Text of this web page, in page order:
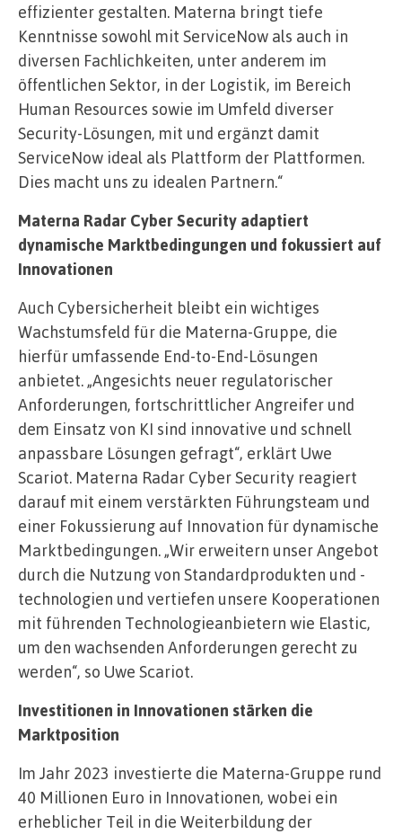
effizienter gestalten. Materna bringt tiefe
Kenntnisse sowohl mit ServiceNow als auch in
diversen Fachlichkeiten, unter anderem im
öffentlichen Sektor, in der Logistik, im Bereich
Human Resources sowie im Umfeld diverser
Security-Lösungen, mit und ergänzt damit
ServiceNow ideal als Plattform der Plattformen.
Dies macht uns zu idealen Partnern.“
Materna Radar Cyber Security adaptiert
dynamische Marktbedingungen und fokussiert auf
Innovationen
Auch Cybersicherheit bleibt ein wichtiges
Wachstumsfeld für die Materna-Gruppe, die
hierfür umfassende End-to-End-Lösungen
anbietet. „Angesichts neuer regulatorischer
Anforderungen, fortschrittlicher Angreifer und
dem Einsatz von KI sind innovative und schnell
anpassbare Lösungen gefragt“, erklärt Uwe
Scariot. Materna Radar Cyber Security reagiert
darauf mit einem verstärkten Führungsteam und
einer Fokussierung auf Innovation für dynamische
Marktbedingungen. „Wir erweitern unser Angebot
durch die Nutzung von Standardprodukten und -
technologien und vertiefen unsere Kooperationen
mit führenden Technologieanbietern wie Elastic,
um den wachsenden Anforderungen gerecht zu
werden“, so Uwe Scariot.
Investitionen in Innovationen stärken die
Marktposition
Im Jahr 2023 investierte die Materna-Gruppe rund
40 Millionen Euro in Innovationen, wobei ein
erheblicher Teil in die Weiterbildung der